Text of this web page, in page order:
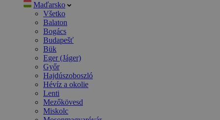
Maďarsko
Všetko
Balaton
Bogács
Budapešť
Bük
Eger (Jáger)
Győr
Hajdúszoboszló
Hévíz a okolie
Lenti
Mezőkövesd
Miskolc